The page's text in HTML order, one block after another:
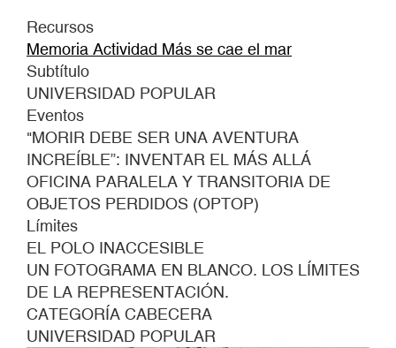
Recursos
Memoria Actividad Más se cae el mar
Subtítulo
UNIVERSIDAD POPULAR
Eventos
"MORIR DEBE SER UNA AVENTURA
INCREÍBLE”: INVENTAR EL MÁS ALLÁ
OFICINA PARALELA Y TRANSITORIA DE
OBJETOS PERDIDOS (OPTOP)
Límites
EL POLO INACCESIBLE
UN FOTOGRAMA EN BLANCO. LOS LÍMITES
DE LA REPRESENTACIÓN.
CATEGORÍA CABECERA
UNIVERSIDAD POPULAR